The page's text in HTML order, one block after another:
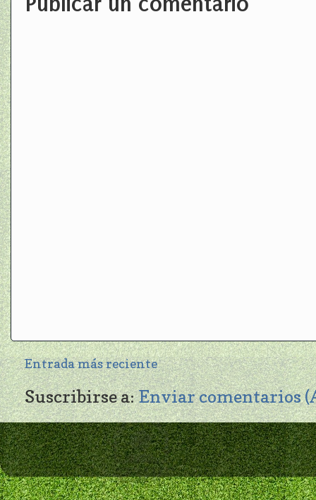
Entrada más reciente
Suscribirse a:Enviar comentarios